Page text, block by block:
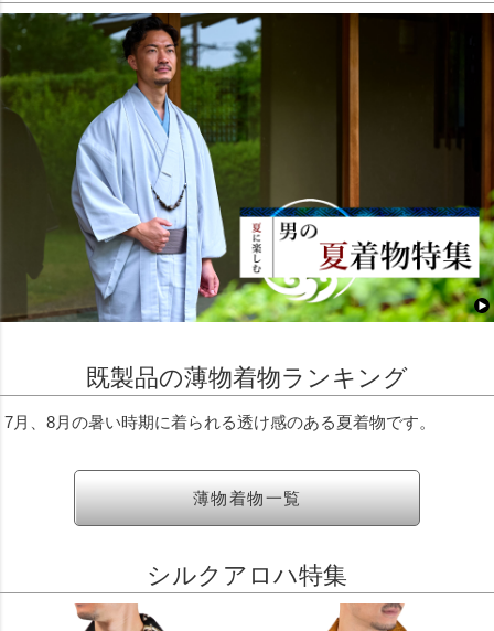
既製品の薄物着物ランキング
7月、8月の暑い時期に着られる透け感のある夏着物です。
薄物着物一覧
シルクアロハ特集